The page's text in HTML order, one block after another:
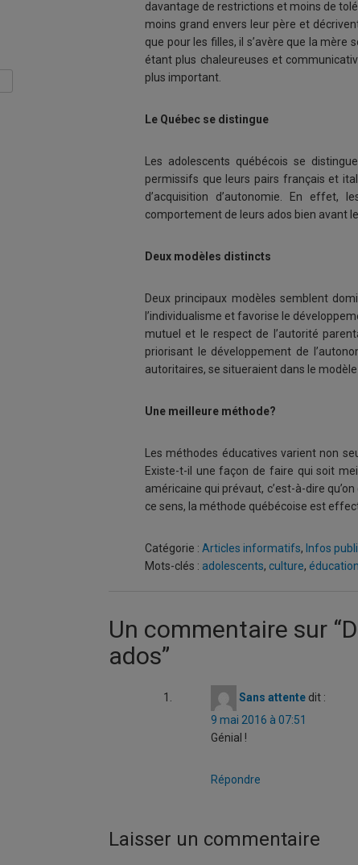
davantage de restrictions et moins de
moins grand envers leur père et
que pour les filles, il s’avère que la
étant plus chaleureuses et
plus important.
Le Québec se distingue
Les adolescents québécois se
permissifs que leurs pairs français et
d’acquisition d’autonomie. En effet,
comportement de leurs ados bien avant
Deux modèles distincts
Deux principaux modèles semblent
l’individualisme et favorise le
mutuel et le respect de l’autorité
priorisant le développement de
autoritaires, se situeraient dans le
Une meilleure méthode?
Les méthodes éducatives varient non
Existe-t-il une façon de faire qui soit
américaine qui prévaut, c’est-à-dire
ce sens, la méthode québécoise est
Catégorie : Articles informatifs, Infos
Mots-clés : adolescents, culture, éducation
Un commentaire sur “
ados”
Sans attente dit :
9 mai 2016 à 07:51
Génial !
Répondre
Laisser un commentaire